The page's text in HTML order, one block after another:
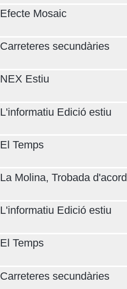
Efecte Mosaic
Carreteres secundàries
NEX Estiu
L'informatiu Edició estiu
El Temps
La Molina, Trobada
L'informatiu Edició estiu
El Temps
Carreteres secundàries